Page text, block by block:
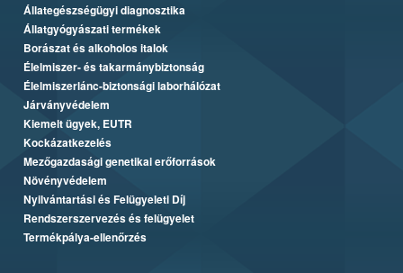
Állategészségügyi diagnosztika
Állatgyógyászati termékek
Borászat és alkoholos italok
Élelmiszer- és takarmánybiztonság
Élelmiszerlánc-biztonsági laborhálózat
Járványvédelem
Kiemelt ügyek, EUTR
Kockázatkezelés
Mezőgazdasági genetikai erőforrások
Növényvédelem
Nyilvántartási és Felügyeleti Díj
Rendszerszervezés és felügyelet
Termékpálya-ellenőrzés